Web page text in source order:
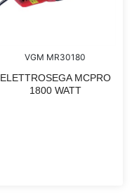
VGM MR30180
ELETTROSEGA MCPRO
1800 WATT